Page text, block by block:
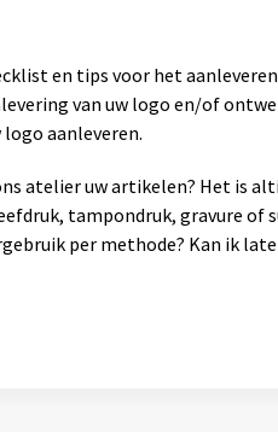
en tips voor het
van uw logo en/of
aanleveren.
atelier uw artikelen? Het is
tampondruk, gravure
per methode? Kan ik